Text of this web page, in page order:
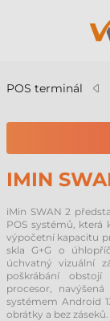
POS terminál
IMIN
iMin SWAN 2
POS systémů,
výpočetní kapacitu
skla G+G o
úchvatný vizuální
poškrábání
procesor,
systémem Android
obrátky a bez záseků.